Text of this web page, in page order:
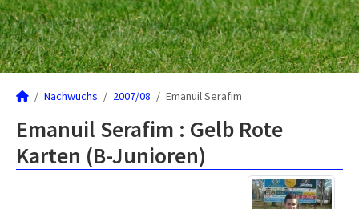
Nachwuchs 2007/08 Emanuil Serafim
Emanuil Serafim : Gelb Rote
Karten (B-Junioren)